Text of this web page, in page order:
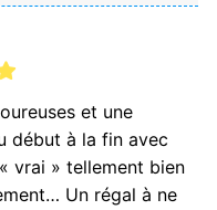
et une
début à la fin avec
vrai » tellement bien
Un régal à ne